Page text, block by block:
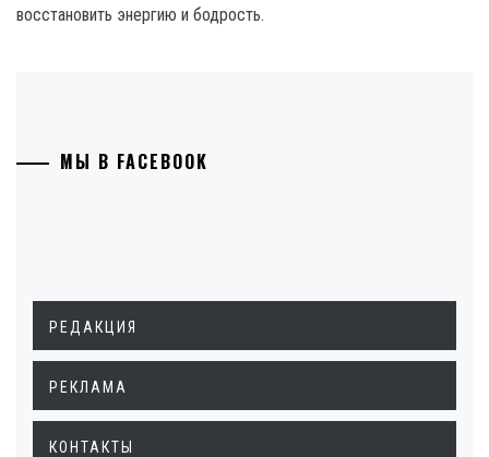
восстановить энергию и бодрость.
МЫ В FACEBOOK
РЕДАКЦИЯ
РЕКЛАМА
КОНТАКТЫ